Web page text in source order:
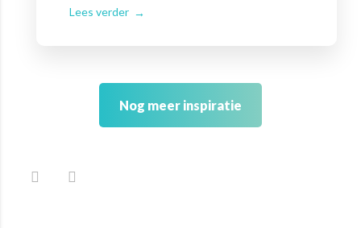
Lees verder
Nog meer inspiratie